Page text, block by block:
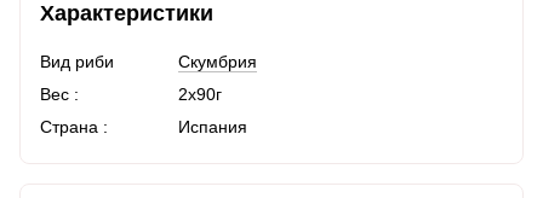
Характеристики
Вид риби
Скумбрия
Вес :
2х90г
Страна :
Испания